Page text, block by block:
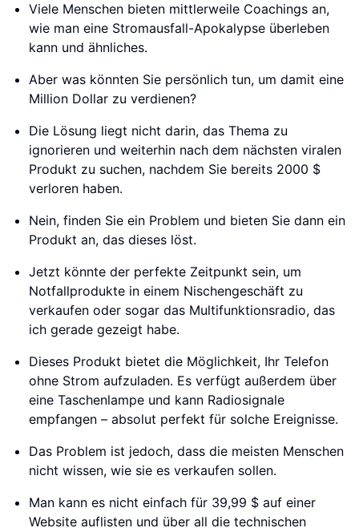
Viele Menschen bieten mittlerweile Coachings an,
wie man eine Stromausfall-Apokalypse überleben
kann und ähnliches.
Aber was könnten Sie persönlich tun, um damit eine
Million Dollar zu verdienen?
Die Lösung liegt nicht darin, das Thema zu
ignorieren und weiterhin nach dem nächsten viralen
Produkt zu suchen, nachdem Sie bereits 2000 $
verloren haben.
Nein, finden Sie ein Problem und bieten Sie dann ein
Produkt an, das dieses löst.
Jetzt könnte der perfekte Zeitpunkt sein, um
Notfallprodukte in einem Nischengeschäft zu
verkaufen oder sogar das Multifunktionsradio, das
ich gerade gezeigt habe.
Dieses Produkt bietet die Möglichkeit, Ihr Telefon
ohne Strom aufzuladen. Es verfügt außerdem über
eine Taschenlampe und kann Radiosignale
empfangen – absolut perfekt für solche Ereignisse.
Das Problem ist jedoch, dass die meisten Menschen
nicht wissen, wie sie es verkaufen sollen.
Man kann es nicht einfach für 39,99 $ auf einer
Website auflisten und über all die technischen